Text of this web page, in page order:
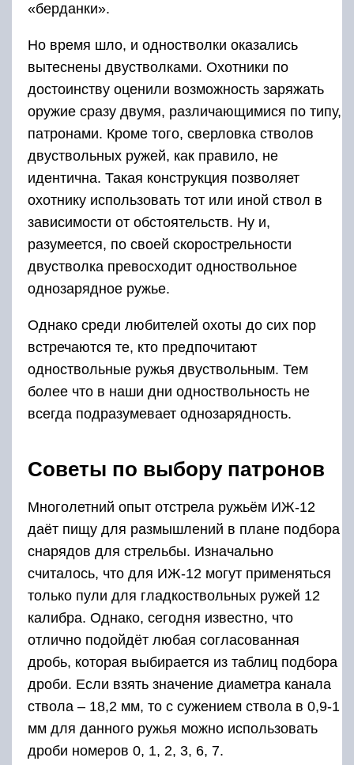
«берданки».
Но время шло, и одностволки оказались
вытеснены двустволками. Охотники по
достоинству оценили возможность заряжать
оружие сразу двумя, различающимися по типу,
патронами. Кроме того, сверловка стволов
двуствольных ружей, как правило, не
идентична. Такая конструкция позволяет
охотнику использовать тот или иной ствол в
зависимости от обстоятельств. Ну и,
разумеется, по своей скорострельности
двустволка превосходит одноствольное
однозарядное ружье.
Однако среди любителей охоты до сих пор
встречаются те, кто предпочитают
одноствольные ружья двуствольным. Тем
более что в наши дни одноствольность не
всегда подразумевает однозарядность.
Советы по выбору патронов
Многолетний опыт отстрела ружьём ИЖ-12
даёт пищу для размышлений в плане подбора
снарядов для стрельбы. Изначально
считалось, что для ИЖ-12 могут применяться
только пули для гладкоствольных ружей 12
калибра. Однако, сегодня известно, что
отлично подойдёт любая согласованная
дробь, которая выбирается из таблиц подбора
дроби. Если взять значение диаметра канала
ствола – 18,2 мм, то с сужением ствола в 0,9-1
мм для данного ружья можно использовать
дроби номеров 0, 1, 2, 3, 6, 7.